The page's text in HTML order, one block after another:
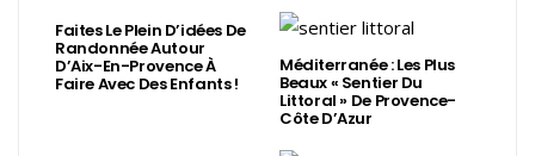
Faites Le Plein D’idées De
Randonnée Autour
D’Aix-En-Provence À
Faire Avec Des Enfants !
Méditerranée : Les Plus
Beaux « Sentier Du
Littoral » De Provence-
Côte D’Azur